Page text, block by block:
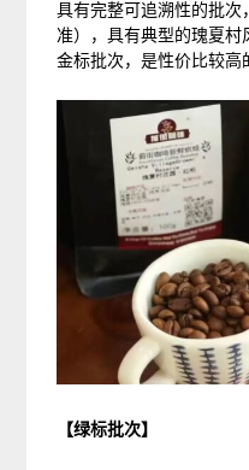
具有完整可追溯性的批次
准），具有典型的瑰夏
金标批次，是性价比较高
【绿标批次】